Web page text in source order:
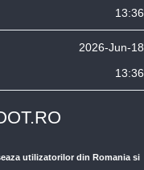
13:36
2026-Jun-18
13:36
utilizatorilor din Romania si